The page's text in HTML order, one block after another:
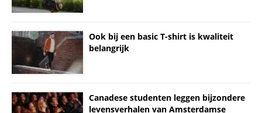
Ook bij een basic T-shirt is kwaliteit
belangrijk
Canadese studenten leggen bijzondere
levensverhalen van Amsterdamse